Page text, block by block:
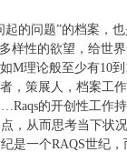
起的问题”的档案，
样性的欲望，给世
M理论般至少有10
，策展人，档案工
的开创性工作
，从而思考当下状
是一个RAQS世纪